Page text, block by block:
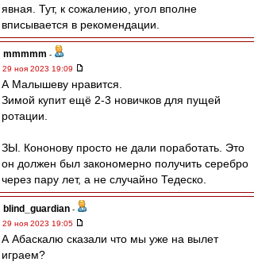
явная. Тут, к сожалению, угол вполне
вписывается в рекомендации.
mmmmm -
29 ноя 2023 19:09
А Малышеву нравится.
Зимой купит ещё 2-3 новичков для пущей
ротации.
ЗЫ. Кононову просто не дали поработать. Это
он должен был закономерно получить серебро
через пару лет, а не случайно Тедеско.
blind_guardian -
29 ноя 2023 19:05
А Абаскалю сказали что мы уже на вылет
играем?